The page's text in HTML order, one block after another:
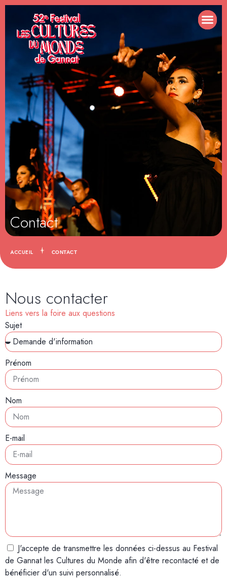
Contact
ACCUEIL CONTACT
Nous contacter
Liens vers la foire aux questions
Sujet
Prénom
Nom
E-mail
Message
J'accepte de transmettre les données ci-dessus au Festival
de Gannat les Cultures du Monde afin d'être recontacté et de
bénéficier d'un suivi personnalisé.